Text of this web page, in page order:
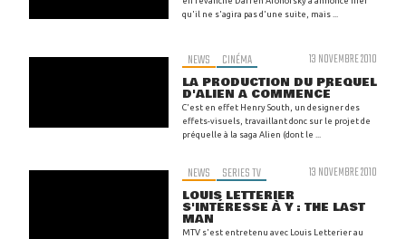
qu'il ne s'agira pas d'une suite, mais ...
NEWS CINÉMA 13 NOVEMBRE 2010
LA PRODUCTION DU PREQUEL
D'ALIEN A COMMENCÉ
C'est en effet Henry South, un designer des
effets-visuels, travaillant donc sur le projet de
préquelle à la saga Alien (dont le ...
NEWS SERIES TV 13 NOVEMBRE 2010
LOUIS LETTERIER
S'INTÉRESSE À Y : THE LAST
MAN
MTV s'est entretenu avec Louis Letterier au